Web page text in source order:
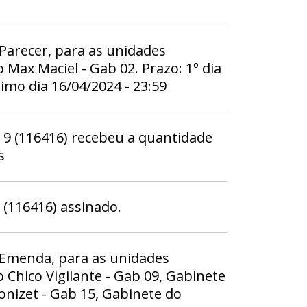
para as unidades
Maciel - Gab 02. Prazo: 1º dia
dia 16/04/2024 - 23:59
(116416) recebeu a quantidade
assinado.
para as unidades
Vigilante - Gab 09, Gabinete
- Gab 15, Gabinete do